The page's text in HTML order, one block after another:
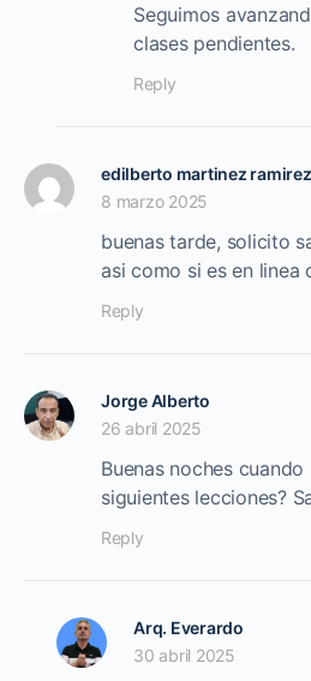
Seguimos
clases pendientes.
Reply
edilberto martinez ramirez
8 marzo 2025
buenas tarde, solicito
asi como si es en linea
Reply
Jorge Alberto
26 abril 2025
Buenas noches
siguientes lecciones?
Reply
Arq. Everardo
30 abril 2025